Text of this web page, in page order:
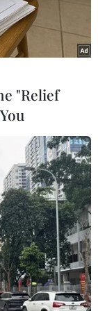
AFP/TTXVN)
Pence đã
thống
Narendra
"Relief